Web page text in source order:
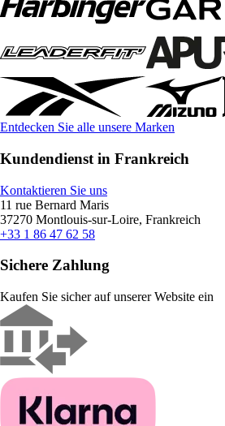
Entdecken Sie alle unsere Marken
Kundendienst in Frankreich
Kontaktieren Sie uns
11 rue Bernard Maris
37270 Montlouis-sur-Loire, Frankreich
+33 1 86 47 62 58
Sichere Zahlung
Kaufen Sie sicher auf unserer Website ein